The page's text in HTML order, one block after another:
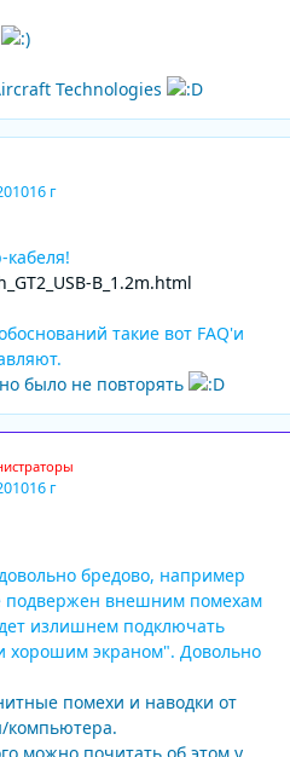
Technologies
16 г
B_1.2m.html
такие вот FAQ'и
было не повторять
16 г
бредово, например
подвержен внешним помехам
излишнем подключать
хорошим экраном". Довольно
помехи и наводки от
компьютера.